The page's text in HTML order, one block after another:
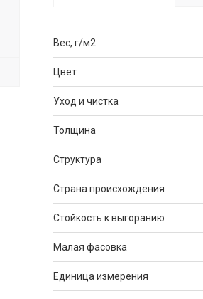
Вес, г/м2
Цвет
Уход и чистка
Толщина
Структура
Страна происхождения
Стойкость к выгоранию
Малая фасовка
Единица измерения